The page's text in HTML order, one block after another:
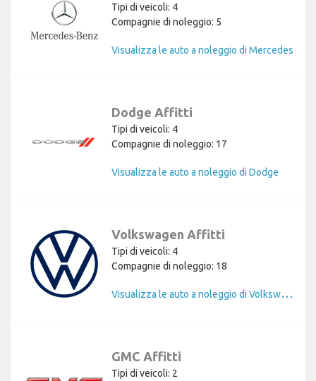
Tipi di veicoli: 4
Compagnie di noleggio: 5
Visualizza le auto a noleggio di Mercedes
Dodge Affitti
Tipi di veicoli: 4
Compagnie di noleggio: 17
Visualizza le auto a noleggio di Dodge
Volkswagen Affitti
Tipi di veicoli: 4
Compagnie di noleggio: 18
V
isualizza le auto a noleggio di Volkswagen
GMC Affitti
Tipi di veicoli: 2